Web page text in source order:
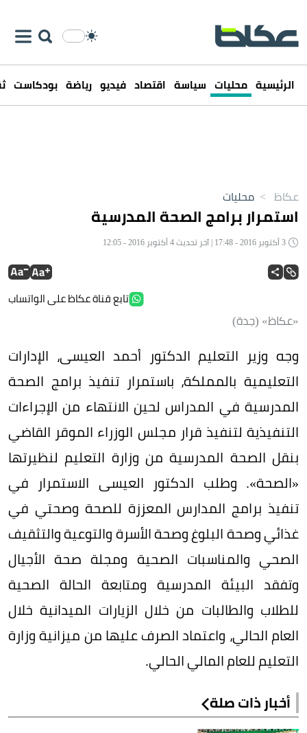
الرئيسية محليات سياسة اقتصاد فيديو رياضة بودكاست
عكاظ > محليات
استمرار برامج الصحة المدرسية
تابع قناة عكاظ على الواتساب
«عكاظ» (جدة)
وجه وزير التعليم الدكتور أحمد العيسى، الإدارات
التعليمية بالمملكة، باستمرار تنفيذ برامج الصحة
المدرسية في المدراس لحين الانتهاء من الإجراءات
التنفيذية لتنفيذ قرار مجلس الوزراء الموقر القاضي
بنقل الصحة المدرسية من وزارة التعليم لنظيرتها
«الصحة». وطلب الدكتور العيسى الاستمرار في
تنفيذ برامج المدارس المعززة للصحة وصحتي في
غذائي وصحة البلوغ وصحة الأسرة والتوعية والتثقيف
الصحي والمناسبات الصحية ومجلة صحة الأجيال
وتفقد البيئة المدرسية ومتابعة الحالة الصحية
للطلاب والطالبات من خلال الزيارات الميدانية خلال
العام الحالي، واعتماد الصرف عليها من ميزانية وزارة
التعليم للعام المالي الحالي.
أخبار ذات صلة